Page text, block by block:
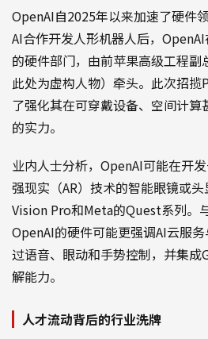
OpenAI自2025年以来加速了硬件
AI合作开发人形机器人后，
的硬件部门，由前苹果高级工程副
此处为虚构人物）牵头。此次招揽
了强化其在可穿戴设备、空间计
的实力。
业内人士分析，OpenAI可能在开
强现实（AR）技术的智能眼镜或
Vision Pro和Meta的Quest系列。
OpenAI的硬件可能更强调AI云服
过语音、眼动和手势控制，并集成
解能力。
人才流动背后的行业洗牌